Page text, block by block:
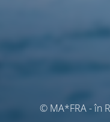
© MA*FRA - în